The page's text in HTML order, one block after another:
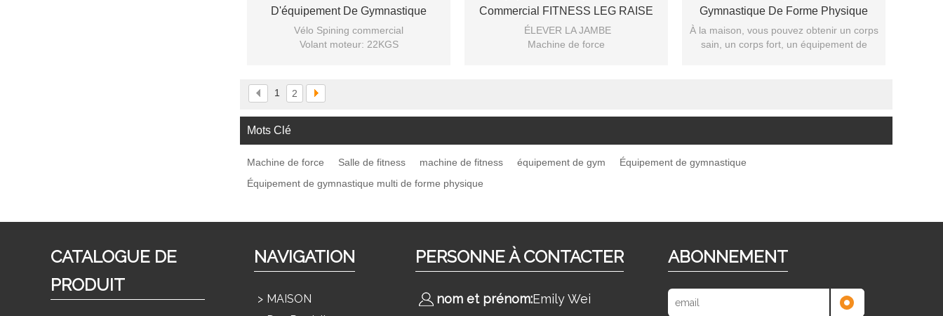
D'équipement De Gymnastique
FITNESS
Vélo Spining commercial
Volant moteur: 22KGS
Commercial FITNESS LEG RAISE
ÉLEVER LA JAMBE
Machine de force
Gymnastique De Forme Physique
À la maison, vous pouvez obtenir un corps
sain, un corps fort, un équipement de
1 2
Mots Clé
Machine de force Salle de fitness machine de fitness équipement de gym
Équipement de gymnastique
Équipement de gymnastique multi de forme physique
CATALOGUE DE
PRODUIT
NAVIGATION
MAISON
PERSONNE À CONTACTER
nom et prénom:Emily Wei
ABONNEMENT